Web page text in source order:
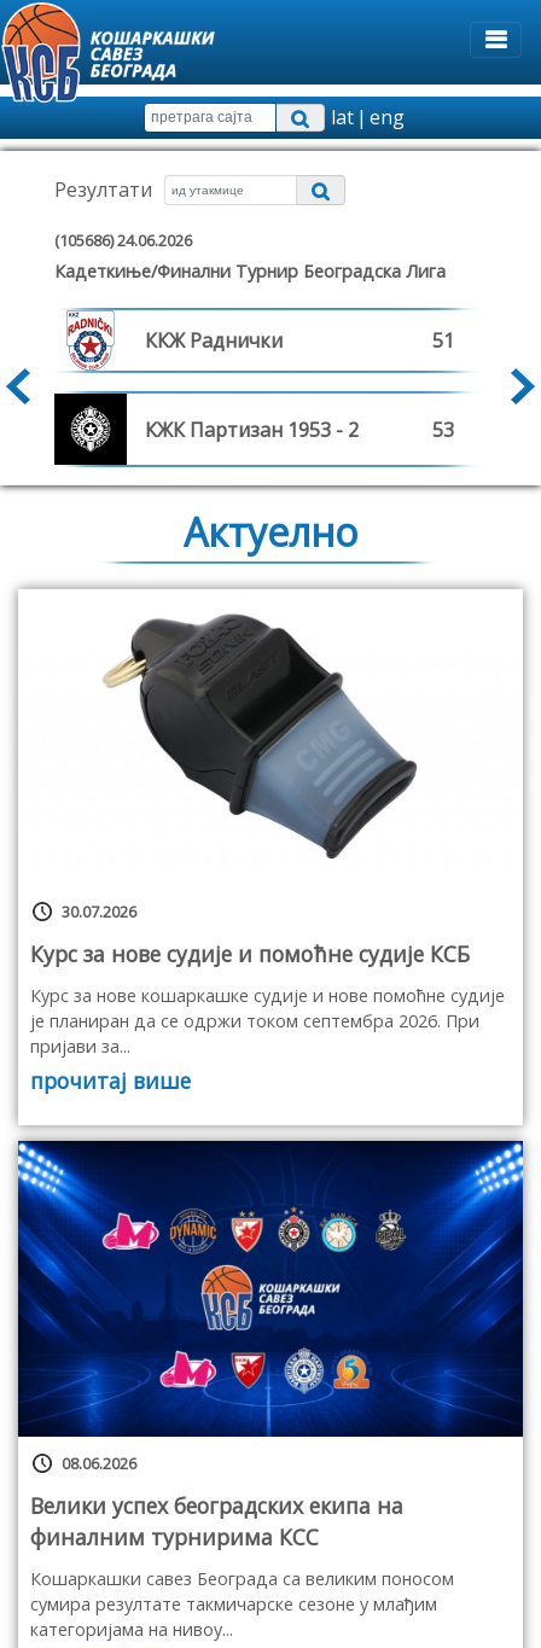
lat|eng
Резултати
Финални Турнир Београдска Лига
ККЖ Раднички
КЖК Партизан 1953 - 2 53
Кадеткиње/
Кадеткиње/
Актуелно
30.07.2026
Курс за нове судије и помоћне судије КСБ
Курс за нове кошаркашке судије и нове помоћне судије
је планиран да се одржи током септембра 2026. При
пријави за...
прочитај више
08.06.2026
Велики успех београдских екипа на
финалним турнирима КСС
Кошаркашки савез Београда са великим поносом
сумира резултате такмичарске сезоне у млађим
категоријама на нивоу...